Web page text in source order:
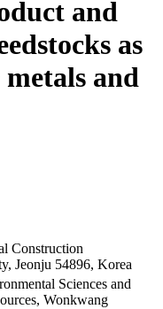
and
as
and
Construction
Jeonju 54896, Korea
Sciences and
Wonkwang